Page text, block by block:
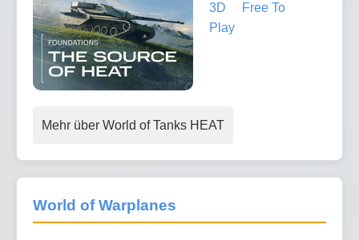
3D
Free To
Play
Mehr über World of Tanks HEAT
World of Warplanes